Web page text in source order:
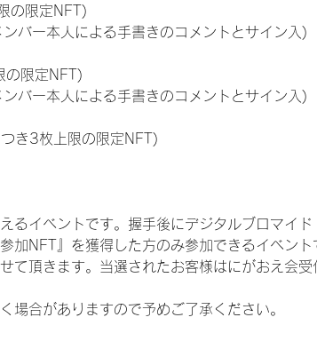
の限定NFT)
バー本人による手書きのコメントとサイン入)
の限定NFT)
バー本人による手書きのコメントとサイン入)
き3枚上限の限定NFT)
るイベントです。握手後にデジタルブロマイ
加NFT』を獲得した方のみ参加できるイベン
て頂きます。当選されたお客様はにがおえ会
合がありますので予めご了承ください。